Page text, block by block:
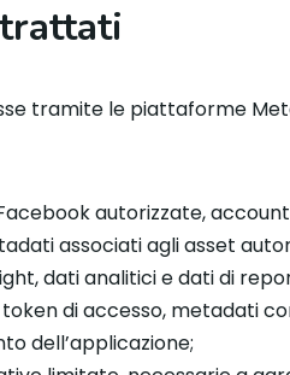
tramite le piattaforme
autorizzate,
associati agli asset
dati analitici e dati di
di accesso, metadati
dell’applicazione;